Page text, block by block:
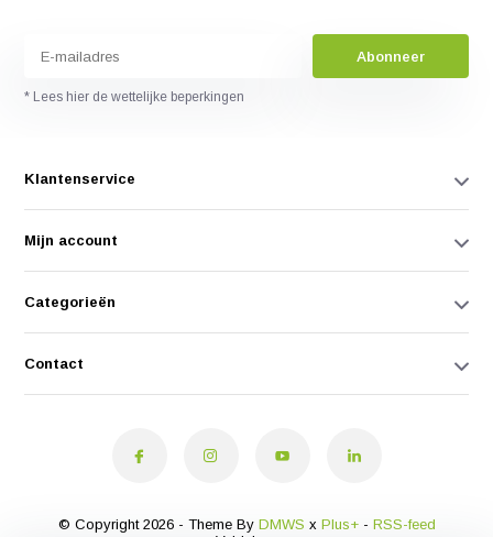
Abonneer
* Lees hier de wettelijke beperkingen
Klantenservice
Mijn account
Categorieën
Contact
© Copyright 2026 - Theme By DMWS x Plus+- RSS-feed